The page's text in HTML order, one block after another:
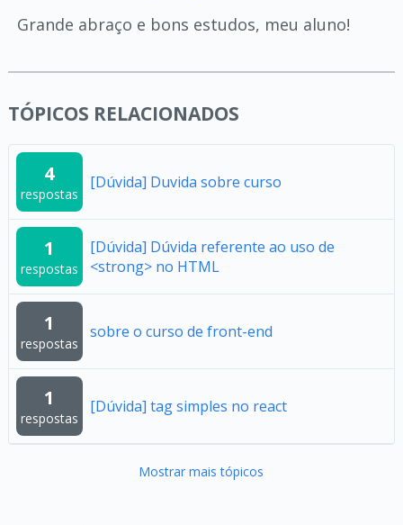
Grande abraço e bons estudos, meu aluno!
TÓPICOS RELACIONADOS
4
respostas
[Dúvida] Duvida sobre curso
1
respostas
[Dúvida] Dúvida referente ao uso de
<strong> no HTML
1
respostas
sobre o curso de front-end
1
respostas
[Dúvida] tag simples no react
Mostrar mais tópicos